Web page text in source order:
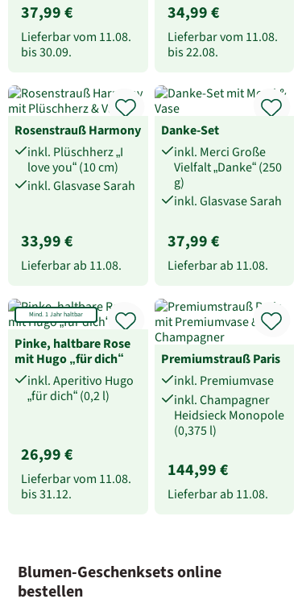
37,99 €
Lieferbar vom 11.08.
bis30.09.
34,99 €
Lieferbar vom 11.08.
bis22.08.
Rosenstrauß Harmony
inkl. Plüschherz „I
love you“ (10 cm)
inkl. Glasvase Sarah
33,99 €
Lieferbar ab 11.08.
Danke-Set
inkl. Merci Große
Vielfalt „Danke“ (250
g)
inkl. Glasvase Sarah
37,99 €
Lieferbar ab 11.08.
Mind. 1 Jahr haltbar
Pinke, haltbare Rose
mit Hugo „für dich“
inkl. Aperitivo Hugo
„für dich“ (0,2 l)
26,99 €
Lieferbar vom 11.08.
bis31.12.
Premiumstrauß Paris
inkl. Premiumvase
inkl. Champagner
Heidsieck Monopole
(0,375 l)
144,99 €
Lieferbar ab 11.08.
Blumen-Geschenksets online
bestellen